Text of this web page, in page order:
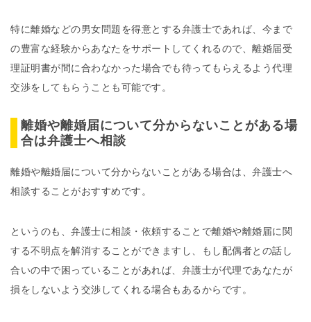
特に離婚などの男女問題を得意とする弁護士であれば、今まで
の豊富な経験からあなたをサポートしてくれるので、離婚届受
理証明書が間に合わなかった場合でも待ってもらえるよう代理
交渉をしてもらうことも可能です。
離婚や離婚届について分からないことがある場
合は弁護士へ相談
離婚や離婚届について分からないことがある場合は、弁護士へ
相談することがおすすめです。
というのも、弁護士に相談・依頼することで離婚や離婚届に関
する不明点を解消することができますし、もし配偶者との話し
合いの中で困っていることがあれば、弁護士が代理であなたが
損をしないよう交渉してくれる場合もあるからです。